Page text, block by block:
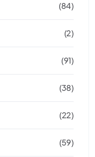
(84)
(2)
(91)
(38)
(22)
(59)